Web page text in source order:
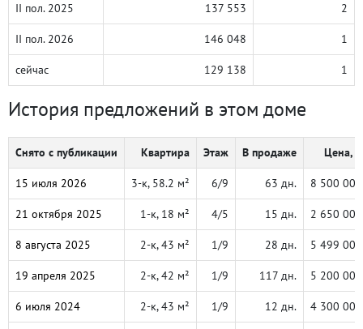
II пол. 2025 137 553 2
II пол. 2026 146 048 1
сейчас 129 138 1
История предложений в этом доме
Снято с публикации Квартира Этаж В продаже Цена, ₽
15 июля 2026 3-к, 58.2 м² 6/9 63 дн. 8 500 000
21 октября 2025 1-к, 18 м² 4/5 15 дн. 2 650 000
8 августа 2025 2-к, 43 м² 1/9 28 дн. 5 499 000
19 апреля 2025 2-к, 42 м² 1/9 117 дн. 5 200 000
6 июля 2024 2-к, 43 м² 1/9 12 дн. 4 300 000